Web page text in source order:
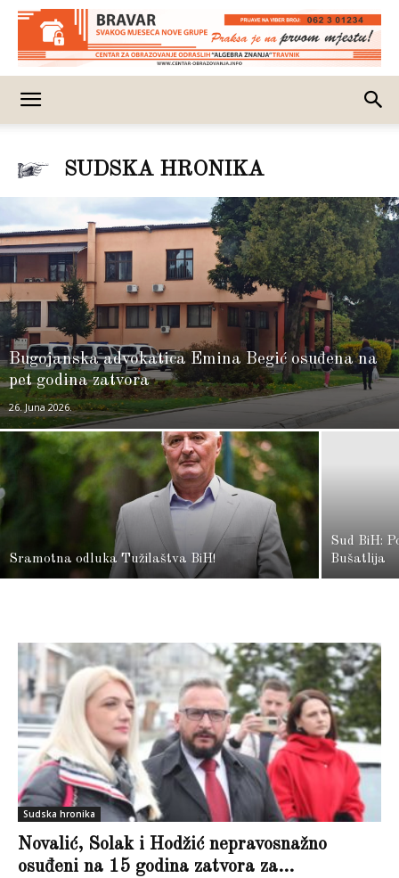
SUDSKA HRONIKA
Bugojanska advokatica Emina Begić osuđena na
pet godina zatvora
26. Juna 2026.
Sramotna odluka Tužilaštva BiH!
Sud BiH:
Bušatlija
Sudska hronika
Novalić, Solak i Hodžić nepravosnažno
osuđeni na 15 godina zatvora za...